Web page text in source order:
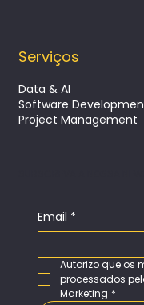
Email *
Autorizo que os
processados
Marketing *
Serviços
Data & AI
Software
Project Management